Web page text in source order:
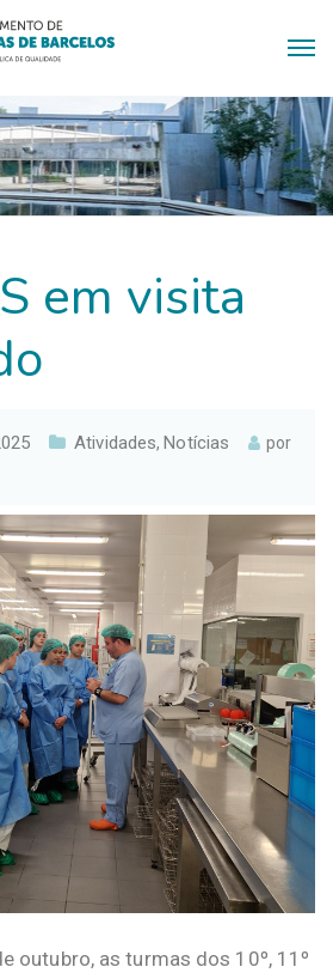
em visita
Atividades, Notícias por
outubro, as turmas dos 10º, 11º